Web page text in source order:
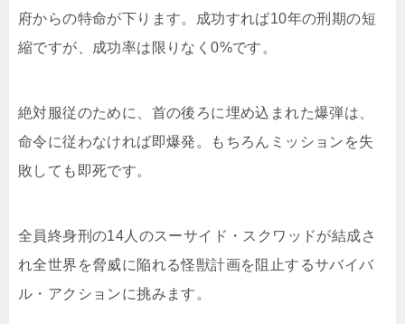
府からの特命が下ります。成功すれば10年の刑期の短
縮ですが、成功率は限りなく0%です。
絶対服従のために、首の後ろに埋め込まれた爆弾は、
命令に従わなければ即爆発。もちろんミッションを失
敗しても即死です。
全員終身刑の14人のスーサイド・スクワッドが結成さ
れ全世界を脅威に陥れる怪獣計画を阻止するサバイバ
ル・アクションに挑みます。